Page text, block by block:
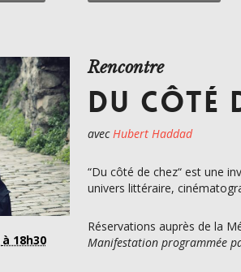
à 18h30
Rencontre
DU CÔTÉ
avecHubert Haddad
“Du côté de chez“ est une
univers littéraire,
Réservations auprès de la
Manifestation programmée